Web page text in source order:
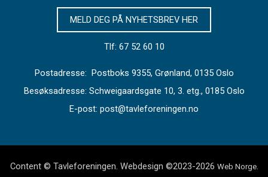
MELD DEG PÅ NYHETSBREV HER
Tlf: 67 52 60 10
Postadresse: Postboks 9355, Grønland, 0135 Oslo
Besøksadresse: Schweigaardsgate 10, 3. etg., 0185 Oslo
E-post: post@tavleforeningen.no
Content © Tavleforeningen. Webdesign ©2023-2026 Web Norge.